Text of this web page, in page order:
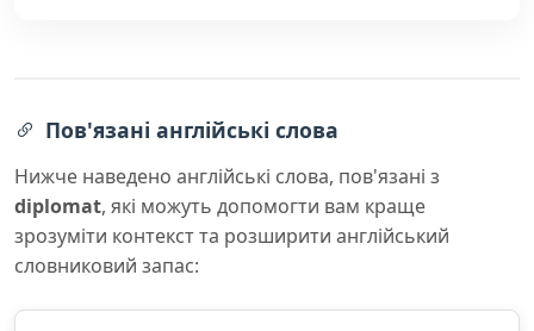
Пов'язані англійські слова
Нижче наведено англійські слова, пов'язані з
diplomat, які можуть допомогти вам краще
зрозуміти контекст та розширити англійський
словниковий запас: